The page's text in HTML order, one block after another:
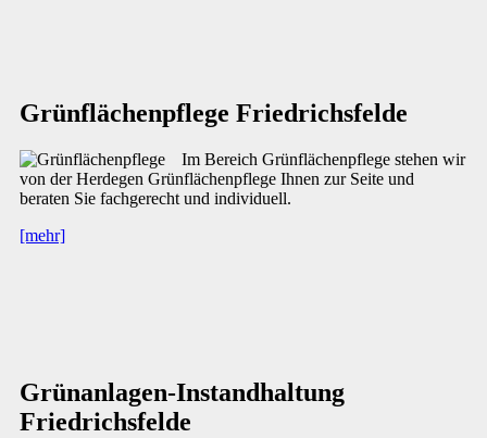
Grünflächenpflege Friedrichsfelde
Im Bereich Grünflächenpflege stehen wir
von der Herdegen Grünflächenpflege Ihnen zur Seite und
beraten Sie fachgerecht und individuell.
[mehr]
Grünanlagen-Instandhaltung
Friedrichsfelde